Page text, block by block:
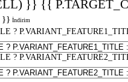
}} {{
}} İndirim
?
?